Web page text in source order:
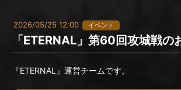
2026/05/25 12:00 イベント
「ETERNAL」第60回攻城戦の
『ETERNAL』運営チームです。